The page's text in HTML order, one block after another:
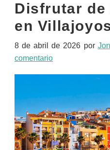
Disfrutar
en
8 de abril de 2026 por
comentario